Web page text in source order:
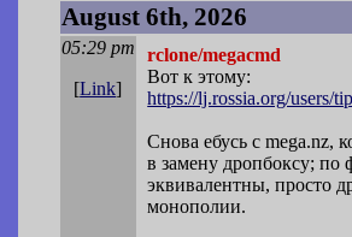
August 6th, 2026
05:29 pm
[Link]
rclone/megacmd
Вот к этому:
https://lj.rossia.org/users/
Снова ебусь с mega.nz,
в замену дропбоксу; по
эквивалентны, просто
монополии.